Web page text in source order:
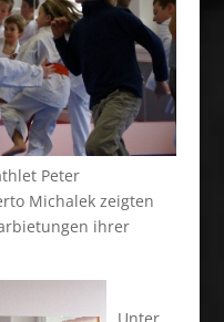
Peter
Michalek zeigten
ihrer